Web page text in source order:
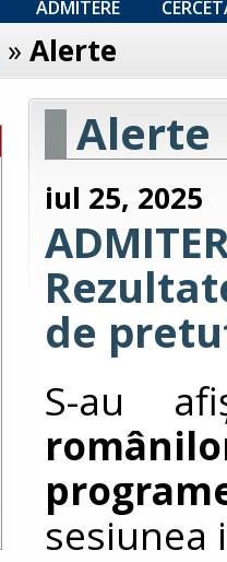
ADMITERE
» Alerte
Alerte
iul 25, 2025
de
S-au
sesiunea